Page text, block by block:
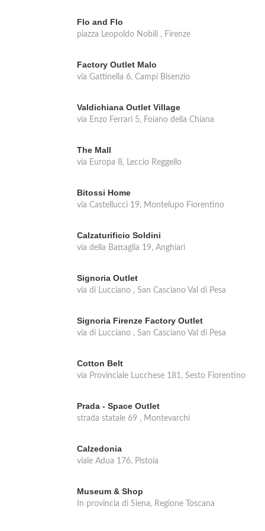
Flo and Flo
piazza Leopoldo Nobili , Firenze
Factory Outlet Malo
via Gattinella 6, Campi Bisenzio
Valdichiana Outlet Village
via Enzo Ferrari 5, Foiano della Chiana
The Mall
via Europa 8, Leccio Reggello
Bitossi Home
via Castellucci 19, Montelupo Fiorentino
Calzaturificio Soldini
via della Battaglia 19, Anghiari
Signoria Outlet
via di Lucciano , San Casciano Val di Pesa
Signoria Firenze Factory Outlet
via di Lucciano , San Casciano Val di Pesa
Cotton Belt
via Provinciale Lucchese 181, Sesto Fiorentino
Prada - Space Outlet
strada statale 69 , Montevarchi
Calzedonia
viale Adua 176, Pistoia
Museum & Shop
In provincia di Siena, Regione Toscana